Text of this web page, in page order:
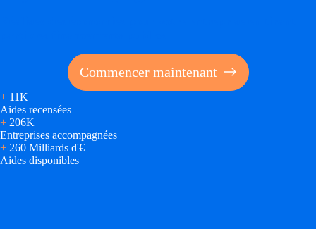
Commencer maintenant
+ 11K
Aides recensées
+ 206K
Entreprises accompagnées
+ 260 Milliards d'€
Aides disponibles